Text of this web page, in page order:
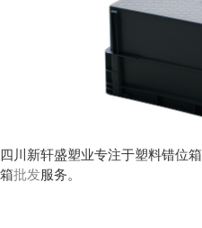
四川新轩盛塑业专注于塑料错位箱
箱批发服务。